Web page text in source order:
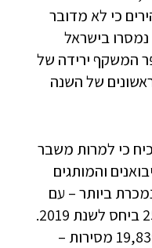
כי לא מדובר
בישראל
מספר המשקף ירידה של
של השנה
כי למרות משבר
והמותגים
ביותר – עם
24,907 מסירות – ירידה של 25% ביחס לשנת 2019.
במקום השני ניצבת טויוטה עם 19,839 מסירות –